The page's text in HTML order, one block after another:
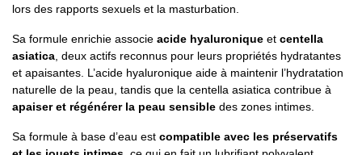
lors des rapports sexuels et la masturbation.
Sa formule enrichie associe acide hyaluronique et centella
asiatica , deux actifs reconnus pour leurs propriétés hydratantes
et apaisantes. L’acide hyaluronique aide à maintenir l’hydratation
naturelle de la peau, tandis que la centella asiatica contribue à
apaiser et régénérer la peau sensible des zones intimes.
Sa formule à base d’eau est compatible avec les préservatifs